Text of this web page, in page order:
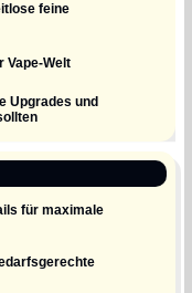
feine
Vape-Welt
Upgrades und
für maximale